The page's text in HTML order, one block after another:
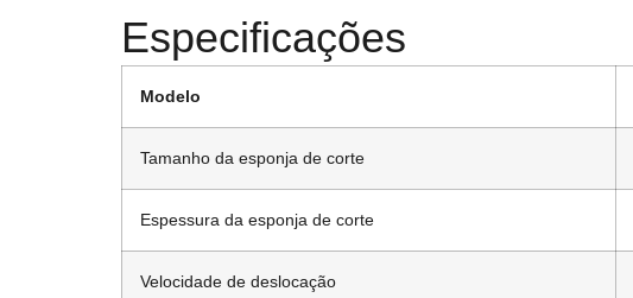
Especificações
Modelo
Tamanho da esponja de corte
Espessura da esponja de corte
Velocidade de deslocação